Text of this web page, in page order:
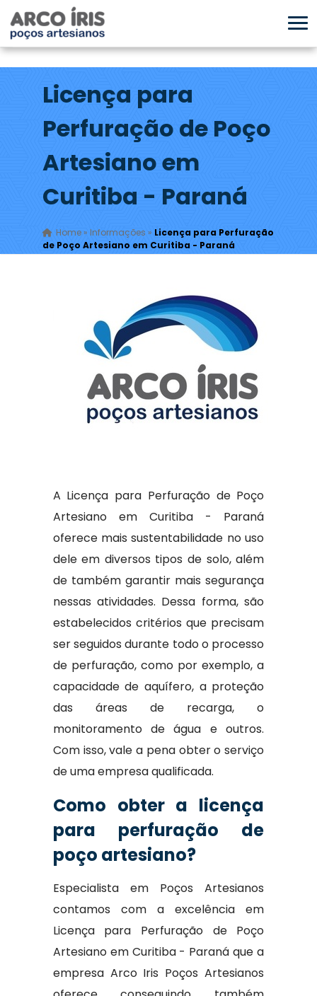
Licença para
Perfuração de Poço
Artesiano em
Curitiba - Paraná
Home» Informações » Licença para Perfuração
de Poço Artesiano em Curitiba - Paraná
A Licença para Perfuração de Poço
Artesiano em Curitiba - Paraná
oferece mais sustentabilidade no uso
dele em diversos tipos de solo, além
de também garantir mais segurança
nessas atividades. Dessa forma, são
estabelecidos critérios que precisam
ser seguidos durante todo o processo
de perfuração, como por exemplo, a
capacidade de aquífero, a proteção
das áreas de recarga, o
monitoramento de água e outros.
Com isso, vale a pena obter o serviço
de uma empresa qualificada.
Como obter a licença
para perfuração de
poço artesiano?
Especialista em Poços Artesianos
contamos com a excelência em
Licença para Perfuração de Poço
Artesiano em Curitiba - Paraná que a
empresa Arco Iris Poços Artesianos